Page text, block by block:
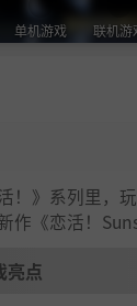
单机游戏 联机游
！》系列里，
作《恋活！
亮点